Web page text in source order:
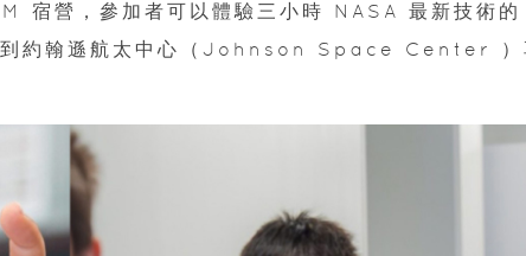
宿營，參加者可以體驗三小時 NASA 最新技術的
到約翰遜航太中心（Johnson Space Center ）